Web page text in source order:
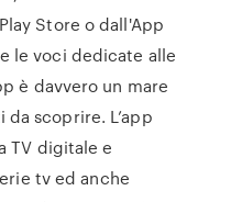
Store o dall'App
le voci dedicate alle
è davvero un mare
scoprire. L’app
TV digitale e
tv ed anche